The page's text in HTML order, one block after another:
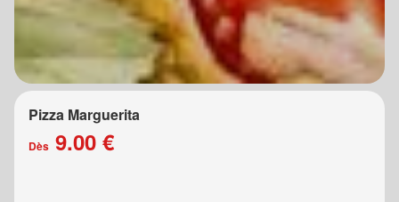
Pizza Marguerita
Dès 9.00 €